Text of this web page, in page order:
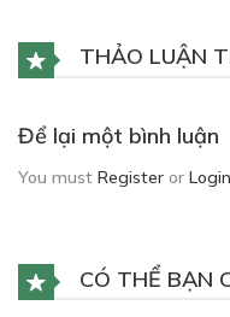
THẢO LUẬN
Để lại một bình luận
You must Register or Login
CÓ THỂ BẠN